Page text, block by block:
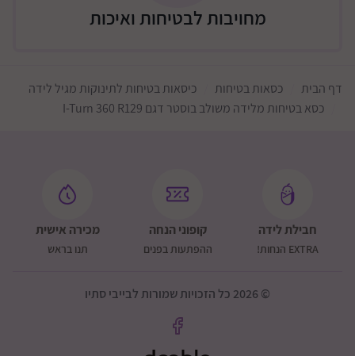
מחויבות לבטיחות ואיכות
דף הבית כסאות בטיחות
כיסאות בטיחות לתינוקות מגיל לידה
כסא בטיחות מלידה משולב בוסטר דגם I-Turn 360 R129
חבילת לידה
EXTRA הנחות!
קופוני הנחה
ההפתעות בפנים
מכירה אישית
תנו בראש
© 2026 כל הזכויות שמורות לבייבי סתיו